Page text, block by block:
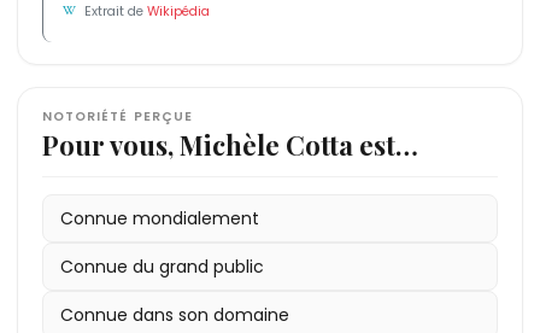
Extrait deWikipédia
NOTORIÉTÉ PERÇUE
Pour vous, Michèle Cotta est…
Connue mondialement
Connue du grand public
Connue dans son domaine